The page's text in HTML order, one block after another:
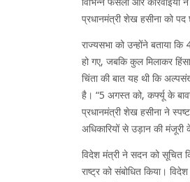
प्रधानमंत्री शेख हसीना को पद
राज्यसभा को उन्होंने बताया
हो गए, जबकि कुल मिलाकर
चिंता की बात यह थी कि
है। “5 अगस्त को, कर्फ्यू के
प्रधानमंत्री शेख हसीना ने
अधिकारियों से उड़ान की मंजूरी
विदेश मंत्री ने सदन को सूचित
राष्ट्र को संबोधित किया।